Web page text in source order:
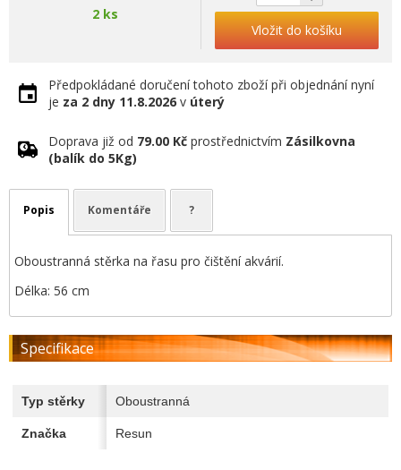
2 ks
Vložit do košíku
Předpokládané doručení tohoto zboží při objednání nyní
je za 2 dny 11.8.2026 v úterý
Doprava již od 79.00 Kč prostřednictvím Zásilkovna
(balík do 5Kg)
Popis Komentáře ?
Oboustranná stěrka na řasu pro čištění akvárií.
Délka: 56 cm
Specifikace
Typ stěrky Oboustranná
Značka Resun